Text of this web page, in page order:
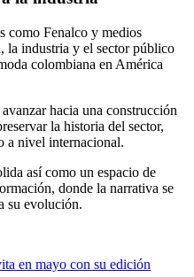
como Fenalco y medios
la industria y el sector público
colombiana en América
hacia una construcción
la historia del sector,
a nivel internacional.
así como un espacio de
donde la narrativa se
su evolución.
en mayo con su edición